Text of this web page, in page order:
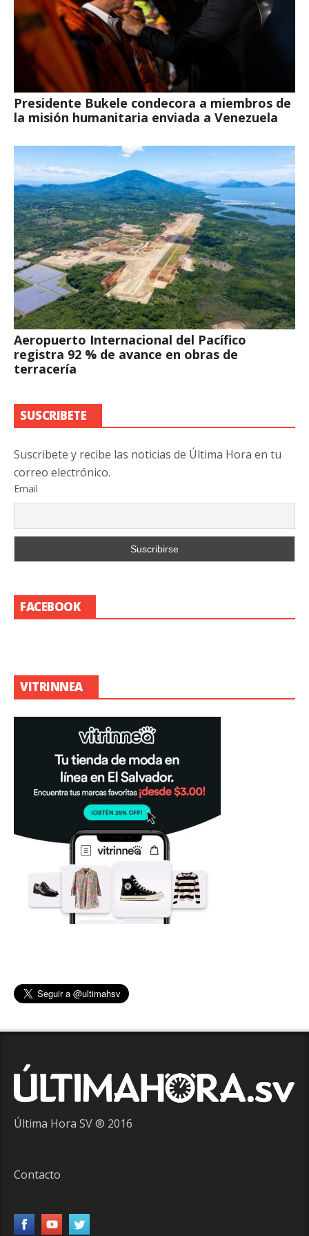
Presidente Bukele condecora a miembros de
la misión humanitaria enviada a Venezuela
Aeropuerto Internacional del Pacífico
registra 92 % de avance en obras de
terracería
SUSCRIBETE
Suscribete y recibe las noticias de Última Hora en tu
correo electrónico.
Email
FACEBOOK
VITRINNEA
Última Hora SV ® 2016
Contacto